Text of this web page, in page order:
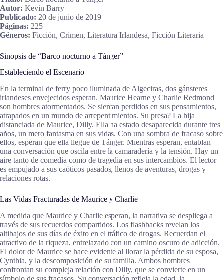
Autor: Kevin Barry
Publicado: 20 de junio de 2019
Páginas: 225
Géneros: Ficción, Crimen, Literatura Irlandesa, Ficción Literaria
Sinopsis de “Barco nocturno a Tánger”
Estableciendo el Escenario
En la terminal de ferry poco iluminada de Algeciras, dos gánsteres
irlandeses envejecidos esperan. Maurice Hearne y Charlie Redmond
son hombres atormentados. Se sientan perdidos en sus pensamientos,
atrapados en un mundo de arrepentimientos. Su presa? La hija
distanciada de Maurice, Dilly. Ella ha estado desaparecida durante tres
años, un mero fantasma en sus vidas. Con una sombra de fracaso sobre
ellos, esperan que ella llegue de Tánger. Mientras esperan, entablan
una conversación que oscila entre la camaradería y la tensión. Hay un
aire tanto de comedia como de tragedia en sus intercambios. El lector
es empujado a sus caóticos pasados, llenos de aventuras, drogas y
relaciones rotas.
Las Vidas Fracturadas de Maurice y Charlie
A medida que Maurice y Charlie esperan, la narrativa se despliega a
través de sus recuerdos compartidos. Los flashbacks revelan los
altibajos de sus días de éxito en el tráfico de drogas. Recuerdan el
atractivo de la riqueza, entrelazado con un camino oscuro de adicción.
El dolor de Maurice se hace evidente al llorar la pérdida de su esposa,
Cynthia, y la descomposición de su familia. Ambos hombres
confrontan su compleja relación con Dilly, que se convierte en un
símbolo de sus fracasos. Su conversación refleja la edad, la